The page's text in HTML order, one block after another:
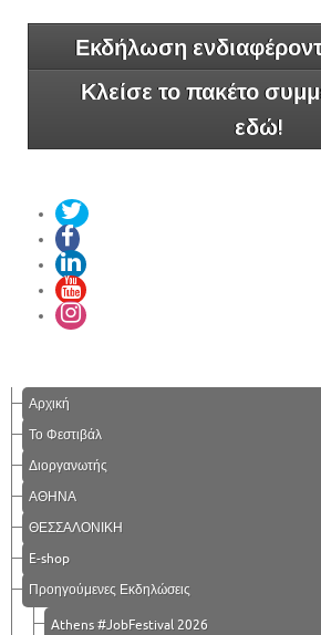
Εκδήλωση
Κλείσε το πακέτο
εδώ!
Αρχική
Το Φεστιβάλ
Διοργανωτής
ΑΘΗΝΑ
ΘΕΣΣΑΛΟΝΙΚΗ
E-shop
Προηγούμενες Εκδηλώσεις
Athens #JobFestival 2026